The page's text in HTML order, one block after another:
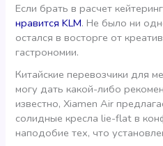
Если брать в расчет
нравится KLM. Не было ни
остался в восторге от
гастрономии.
Китайские перевозчики для
могу дать какой-либо
известно, Xiamen Air
солидные кресла lie-flat в
наподобие тех, что